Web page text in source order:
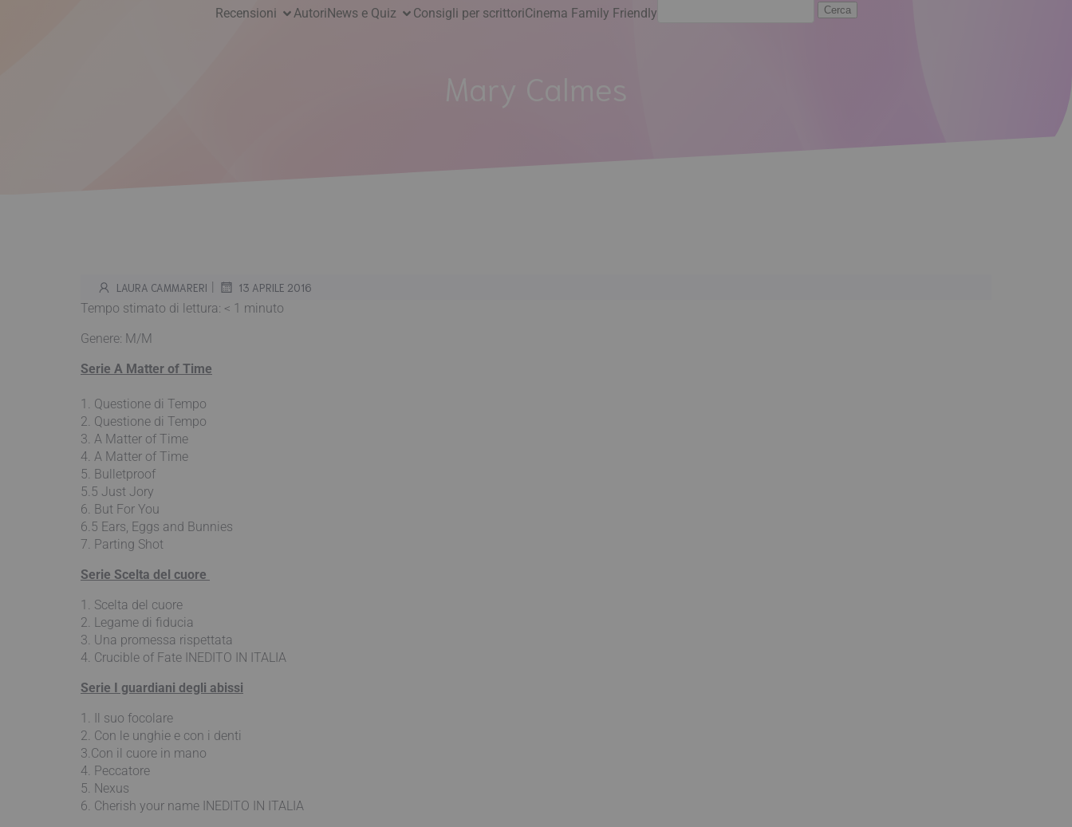
Recensioni AutoriNews e Quiz Consigli per scrittoriCinema Family Friendlyper:
LAURA CAMMARERI | 13 APRILE 2016
Tempo stimato di lettura: < 1 minuto
Genere: M/M
Serie A Matter of Time
1. Questione di Tempo
2. Questione di Tempo
3. A Matter of Time
4. A Matter of Time
5. Bulletproof
5.5 Just Jory
6. But For You
6.5 Ears, Eggs and Bunnies
7. Parting Shot
Serie Scelta del cuore
1. Scelta del cuore
2. Legame di fiducia
3. Una promessa rispettata
4. Crucible of Fate INEDITO IN ITALIA
Serie I guardiani degli abissi
1. Il suo focolare
2. Con le unghie e con i denti
3.Con il cuore in mano
4. Peccatore
5. Nexus
6. Cherish your name INEDITO IN ITALIA